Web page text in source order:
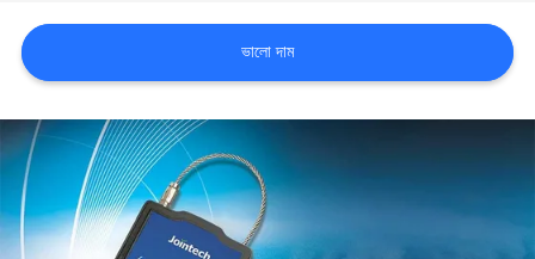
উদ্ধৃতির
জন্য
সাইট
ম্যাপ
ভালো দাম